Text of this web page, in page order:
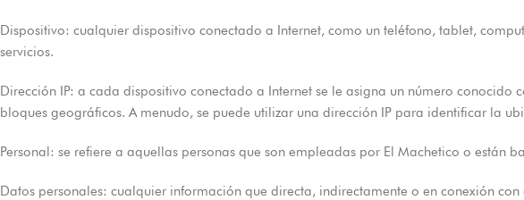
Dispositivo: cualquier dispositivo conectado a Internet, como un teléfono, tablet,
servicios.
Dirección IP: a cada dispositivo conectado a Internet se le asigna un número conocido
bloques geográficos. A menudo, se puede utilizar una dirección IP para identificar la
Personal: se refiere a aquellas personas que son empleadas por El Machetico o están
Datos personales: cualquier información que directa, indirectamente o en conexión